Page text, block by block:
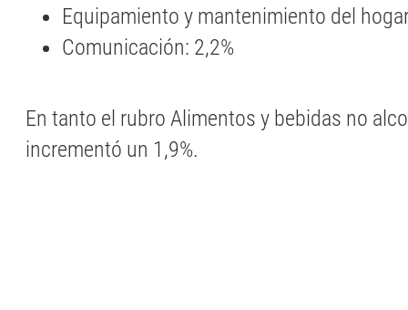
Equipamiento y mantenimiento del
Comunicación: 2,2%
En tanto el rubro Alimentos y bebidas no
incrementó un 1,9%.